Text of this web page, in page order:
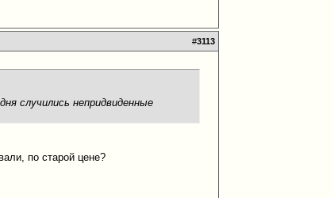
#3113
случились непридвиденные
по старой цене?